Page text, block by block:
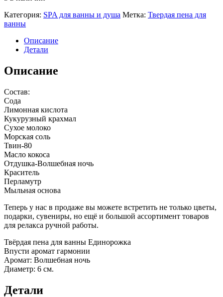
Категория: SPA для ванны и душа Метка: Твердая пена для
ванны
Описание
Детали
Описание
Состав:
Сода
Лимонная кислота
Кукурузный крахмал
Сухое молоко
Морская соль
Твин-80
Масло кокоса
Отдушка-Волшебная ночь
Краситель
Перламутр
Мыльная основа
Теперь у нас в продаже вы можете встретить не только цветы,
подарки, сувениры, но ещё и большой ассортимент товаров
для релакса ручной работы.
Твёрдая пена для ванны Единорожка
Впусти аромат гармонии
Аромат: Волшебная ночь
Диаметр: 6 см.
Детали